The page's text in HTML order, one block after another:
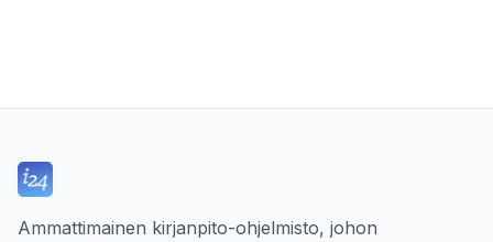
Ammattimainen kirjanpito-ohjelmisto, johon